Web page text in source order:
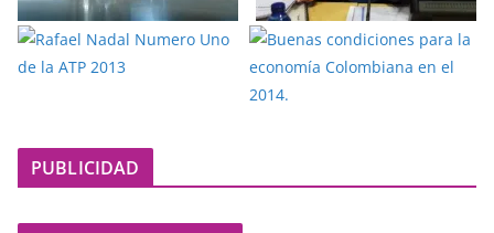
PUBLICIDAD